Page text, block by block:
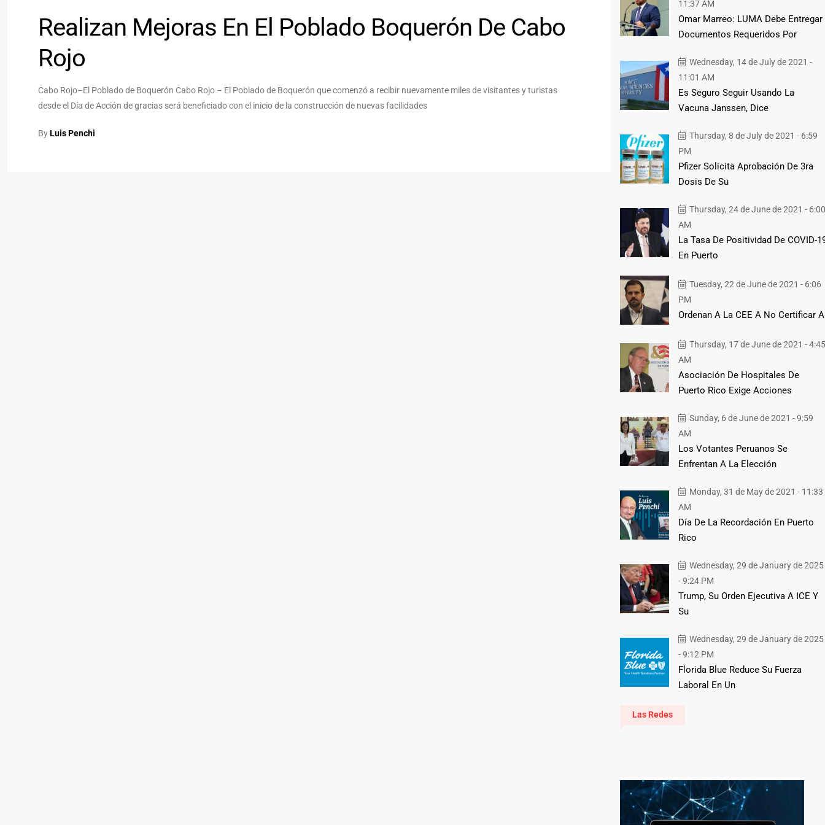
Realizan Mejoras En El Poblado Boquerón De Cabo
Rojo
Cabo Rojo–El Poblado de Boquerón Cabo Rojo – El Poblado de Boquerón que comenzó a recibir nuevamente miles de visitantes y turistas
desde el Día de Acción de gracias será beneficiado con el inicio de la construcción de nuevas facilidades
ByLuis Penchi
11:37 AM
Omar Marreo: LUMA Debe Entregar
Documentos Requeridos Por
Wednesday, 14 de July de 2021 -
11:01 AM
Es Seguro Seguir Usando La
Vacuna Janssen, Dice
Thursday, 8 de July de 2021 - 6:59
PM
Pfizer Solicita Aprobación De 3ra
Dosis De Su
Thursday, 24 de June de 2021 - 6:00
AM
La Tasa De Positividad De COVID-
En Puerto
Tuesday, 22 de June de 2021 - 6:06
PM
Ordenan A La CEE A No Certificar A
Thursday, 17 de June de 2021 - 4:45
AM
Asociación De Hospitales De
Puerto Rico Exige Acciones
Sunday, 6 de June de 2021 - 9:59
AM
Los Votantes Peruanos Se
Enfrentan A La Elección
Monday, 31 de May de 2021 - 11:33
AM
Día De La Recordación En Puerto
Rico
Wednesday, 29 de January de 2025
- 9:24 PM
Trump, Su Orden Ejecutiva A ICE Y
Su
Wednesday, 29 de January de 2025
- 9:12 PM
Florida Blue Reduce Su Fuerza
Laboral En Un
Las Redes